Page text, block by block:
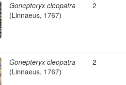
Gonepteryx cleopatra
(Linnaeus, 1767)
2
Gonepteryx cleopatra
(Linnaeus, 1767)
2